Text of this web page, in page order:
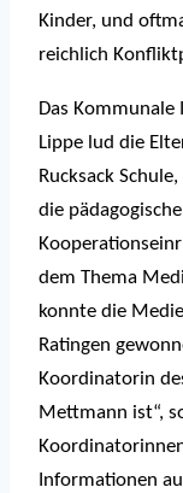
Kinder, und
reichlich
Das Kommunale
Lippe lud die
Rucksack
die
dem Thema
konnte die
Ratingen
Koordinatorin
Mettmann ist“,
Informationen